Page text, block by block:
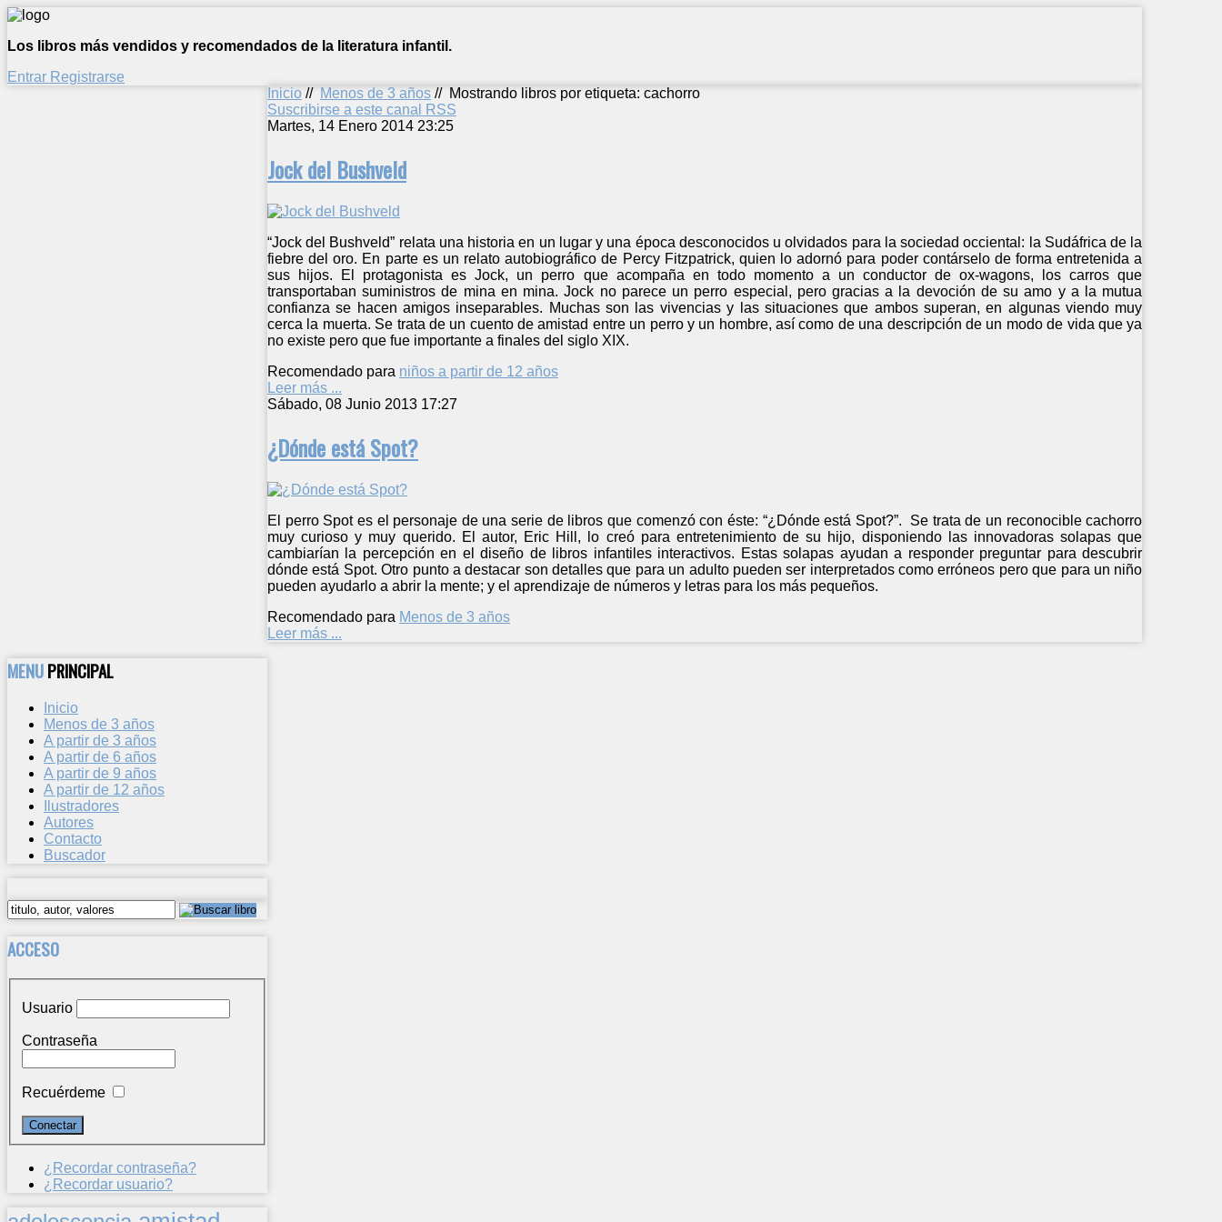
Los libros más vendidos y recomendados de la literatura infantil.
Entrar Registrarse
Inicio // Menos de 3 años // Mostrando libros por etiqueta: cachorro
Suscribirse a este canal RSS
Martes, 14 Enero 2014 23:25
Jock del Bushveld
“Jock del Bushveld” relata una historia en un lugar y una época desconocidos u olvidados para la sociedad occiental: la Sudáfrica de la
fiebre del oro. En parte es un relato autobiográfico de Percy Fitzpatrick, quien lo adornó para poder contárselo de forma entretenida a
sus hijos. El protagonista es Jock, un perro que acompaña en todo momento a un conductor de ox-wagons, los carros que
transportaban suministros de mina en mina. Jock no parece un perro especial, pero gracias a la devoción de su amo y a la mutua
confianza se hacen amigos inseparables. Muchas son las vivencias y las situaciones que ambos superan, en algunas viendo muy
cerca la muerta. Se trata de un cuento de amistad entre un perro y un hombre, así como de una descripción de un modo de vida que ya
no existe pero que fue importante a finales del siglo XIX.
Recomendado para niños a partir de 12 años
Leer más ...
Sábado, 08 Junio 2013 17:27
¿Dónde está Spot?
El perro Spot es el personaje de una serie de libros que comenzó con éste: “¿Dónde está Spot?”. Se trata de un reconocible cachorro
muy curioso y muy querido. El autor, Eric Hill, lo creó para entretenimiento de su hijo, disponiendo las innovadoras solapas que
cambiarían la percepción en el diseño de libros infantiles interactivos. Estas solapas ayudan a responder preguntar para descubrir
dónde está Spot. Otro punto a destacar son detalles que para un adulto pueden ser interpretados como erróneos pero que para un niño
pueden ayudarlo a abrir la mente; y el aprendizaje de números y letras para los más pequeños.
Recomendado para Menos de 3 años
Leer más ...
MENUPRINCIPAL
Inicio
Menos de 3 años
A partir de 3 años
A partir de 6 años
A partir de 9 años
A partir de 12 años
Ilustradores
Autores
Contacto
Buscador
ACCESO
Usuario
Contraseña
Recuérdeme
¿Recordar contraseña?
¿Recordar usuario?